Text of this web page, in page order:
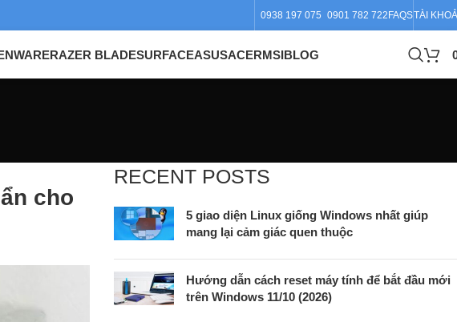
0938 197 075 0901 782 722 FAQSTÀI
RAZER BLADESURFACEASUSACERMSIBLOG
cho
RECENT POSTS
5 giao diện Linux giống Windows nhất giúp
mang lại cảm giác quen thuộc
Hướng dẫn cách reset máy tính để bắt đầu mới
trên Windows 11/10 (2026)